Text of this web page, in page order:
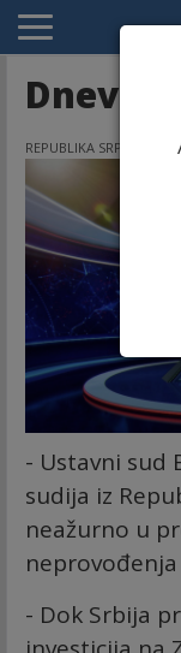
REPUBLIKA SRPSKA
- Ustavni sud
sudija iz
neažurno u
- Dok Srbija